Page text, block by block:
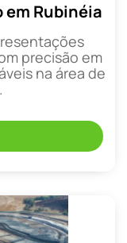
Rubinéia
precisão em
na área de